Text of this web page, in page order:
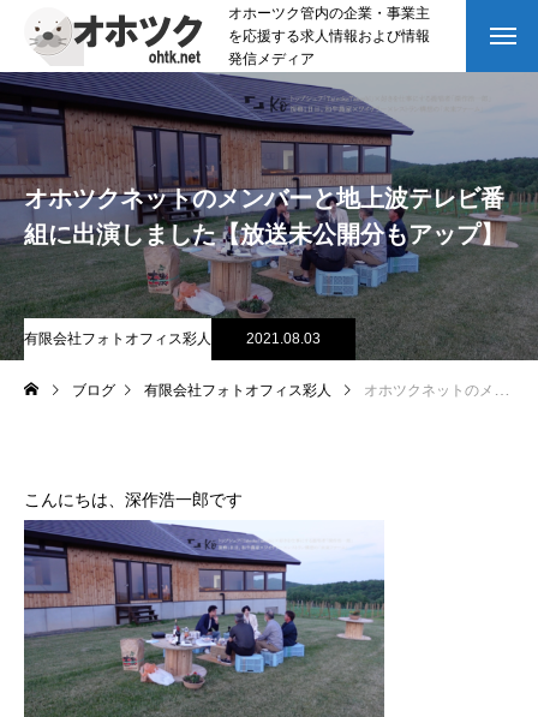
オホーツク管内の企業・事業主
を応援する求人情報および情報
発信メディア
オホツクネットのメンバーと地上波テレビ番
組に出演しました【放送未公開分もアップ】
有限会社フォトオフィス彩人 2021.08.03
ブログ 有限会社フォトオフィス彩人 オホツクネットのメンバーと地上波テレビ番組に出演しました【放送未公開分もアップ】
こんにちは、深作浩一郎です